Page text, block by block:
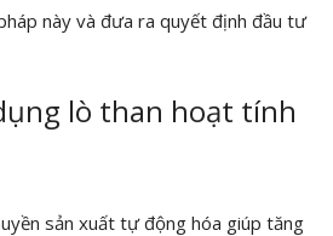
này và đưa ra quyết định đầu tư
lò than hoạt tính
sản xuất tự động hóa giúp tăng